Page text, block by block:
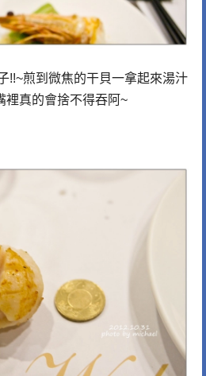
!!~煎到微焦的干貝一拿起來湯汁
裡真的會捨不得吞阿~